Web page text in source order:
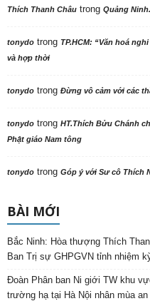
Thích Thanh Châu trong Quảng
tonydo trong TP.HCM: “Văn hoá
và hợp thời
tonydo trong Đừng vô cảm với các
tonydo trong HT.Thích Bửu Chánh
Phật giáo Nam tông
tonydo trong Góp ý với Sư cô Thích
BÀI MỚI
Bắc Ninh: Hòa thượng Thích
Ban Trị sự GHPGVN tỉnh nhiệm
Đoàn Phân ban Ni giới TW khu
trường hạ tại Hà Nội nhân mùa